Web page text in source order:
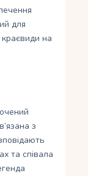
для
краєвиди на
з
та співала